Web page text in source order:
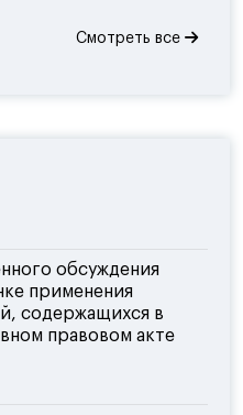
Смотреть все
обсуждения
применения
содержащихся в
правовом акте